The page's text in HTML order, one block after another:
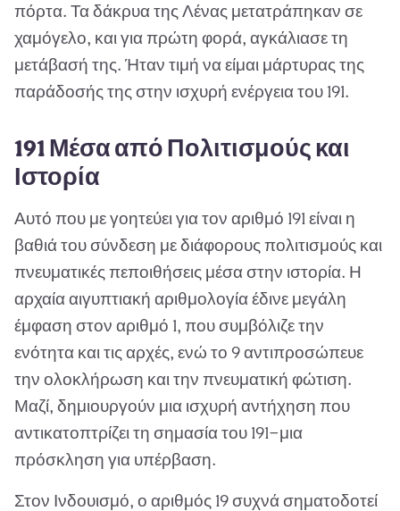
πόρτα. Τα δάκρυα της Λένας μετατράπηκαν σε
χαμόγελο, και για πρώτη φορά, αγκάλιασε τη
μετάβασή της. Ήταν τιμή να είμαι μάρτυρας της
παράδοσής της στην ισχυρή ενέργεια του 191.
191 Μέσα από Πολιτισμούς και
Ιστορία
Αυτό που με γοητεύει για τον αριθμό 191 είναι η
βαθιά του σύνδεση με διάφορους πολιτισμούς και
πνευματικές πεποιθήσεις μέσα στην ιστορία. Η
αρχαία αιγυπτιακή αριθμολογία έδινε μεγάλη
έμφαση στον αριθμό 1, που συμβόλιζε την
ενότητα και τις αρχές, ενώ το 9 αντιπροσώπευε
την ολοκλήρωση και την πνευματική φώτιση.
Μαζί, δημιουργούν μια ισχυρή αντήχηση που
αντικατοπτρίζει τη σημασία του 191—μια
πρόσκληση για υπέρβαση.
Στον Ινδουισμό, ο αριθμός 19 συχνά σηματοδοτεί